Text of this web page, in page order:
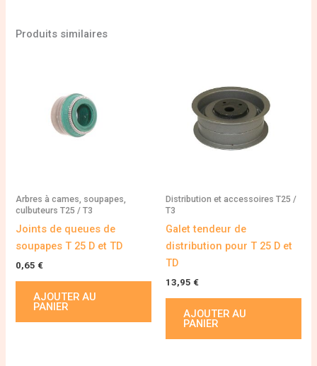
Produits similaires
Arbres à cames, soupapes,
culbuteurs T25 / T3
Joints de queues de
soupapes T 25 D et TD
0,65 €
AJOUTER AU
PANIER
Distribution et accessoires T25 /
T3
Galet tendeur de
distribution pour T 25 D et
TD
13,95 €
AJOUTER AU
PANIER